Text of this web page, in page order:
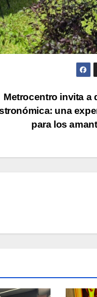
Metrocentro invita a
una
para los